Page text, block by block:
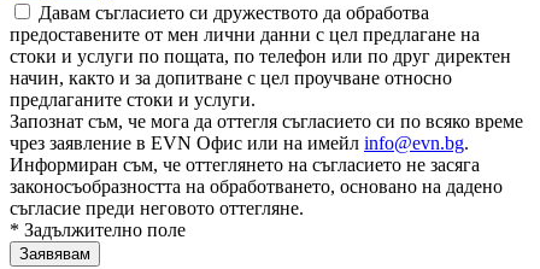
Давам съгласието си дружеството да обработва
предоставените от мен лични данни с цел предлагане на
стоки и услуги по пощата, по телефон или по друг директен
начин, както и за допитване с цел проучване относно
предлаганите стоки и услуги.
Запознат съм, че мога да оттегля съгласието си по всяко време
чрез заявление в EVN Офис или на имейл info@evn.bg.
Информиран съм, че оттеглянето на съгласието не засяга
законосъобразността на обработването, основано на дадено
съгласие преди неговото оттегляне.
* Задължително поле